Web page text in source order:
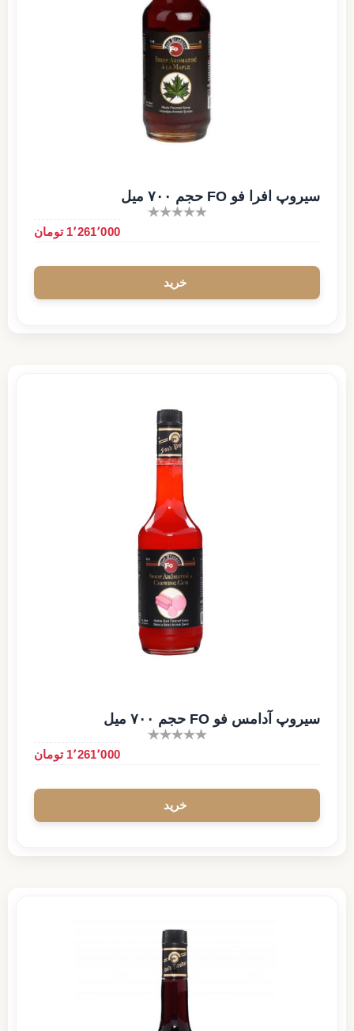
سیروپ افرا فو FO حجم ۷۰۰ میل
1٬261٬000 تومان
سیروپ آدامس فو FO حجم ۷۰۰ میل
1٬261٬000 تومان